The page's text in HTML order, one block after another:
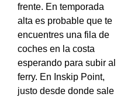
frente. En temporada
alta es probable que te
encuentres una fila de
coches en la costa
esperando para subir al
ferry. En Inskip Point,
justo desde donde sale